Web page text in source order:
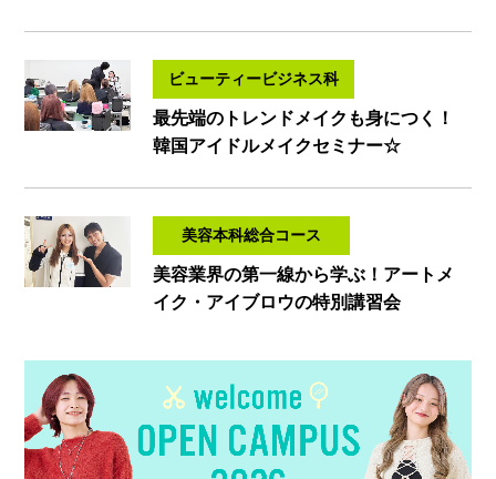
ビューティービジネス科
最先端のトレンドメイクも身につく！
韓国アイドルメイクセミナー☆
美容本科総合コース
美容業界の第一線から学ぶ！アートメ
イク・アイブロウの特別講習会